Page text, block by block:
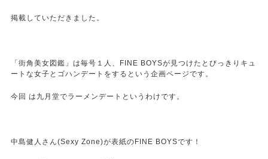
掲載していただきました。
「街角美女図鑑」は毎号１人、FINE BOYSが見つけたとびっきりキュ
ートな女子とゴハンデートをするという企画ページです。
今回 は九月堂でラーメンデートというわけです。
中島健人さん(Sexy Zone)が表紙のFINE BOYSです！